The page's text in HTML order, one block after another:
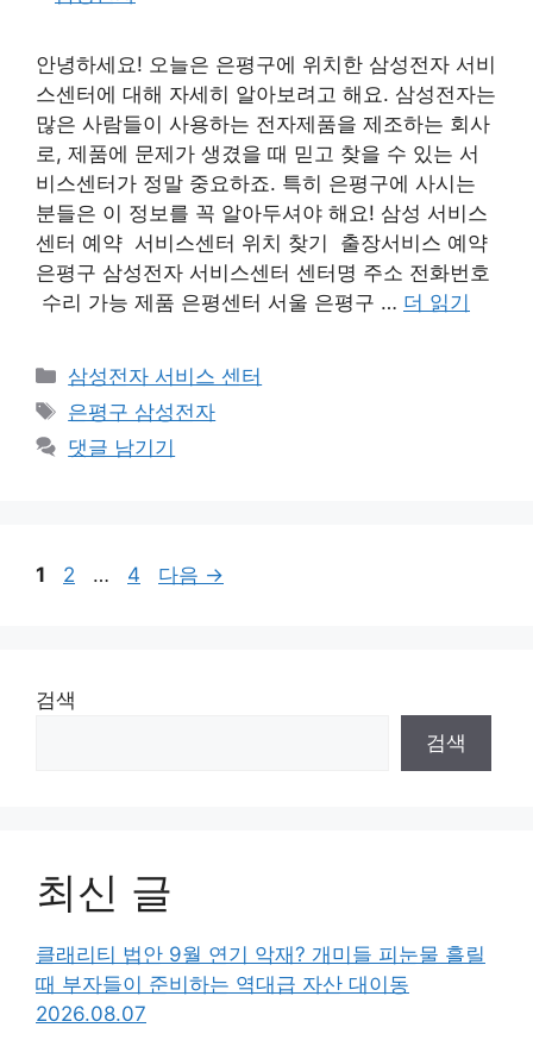
안녕하세요! 오늘은 은평구에 위치한 삼성전자 서비
스센터에 대해 자세히 알아보려고 해요. 삼성전자는
많은 사람들이 사용하는 전자제품을 제조하는 회사
로, 제품에 문제가 생겼을 때 믿고 찾을 수 있는 서
비스센터가 정말 중요하죠. 특히 은평구에 사시는
분들은 이 정보를 꼭 알아두셔야 해요! 삼성 서비스
센터 예약 서비스센터 위치 찾기 출장서비스 예약
은평구 삼성전자 서비스센터 센터명 주소 전화번호
수리 가능 제품 은평센터 서울 은평구 … 더 읽기
카
테
리
삼성전자 서비스 센터
태
그
은평구 삼성전자
댓글 남기기
페
1
페
2 …
페
4 다음 →
검색
검색
최신 글
클래리티 법안 9월 연기 악재? 개미들 피눈물 흘릴
때 부자들이 준비하는 역대급 자산 대이동
2026.08.07